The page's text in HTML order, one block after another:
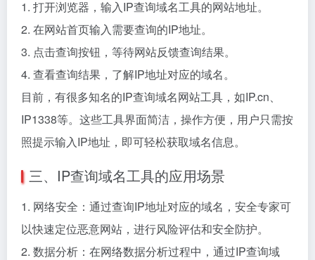
1. 打开浏览器，输入IP查询域名工具的网站地址。
2. 在网站首页输入需要查询的IP地址。
3. 点击查询按钮，等待网站反馈查询结果。
4. 查看查询结果，了解IP地址对应的域名。
目前，有很多知名的IP查询域名网站工具，如IP.cn、
IP1338等。这些工具界面简洁，操作方便，用户只需按
照提示输入IP地址，即可轻松获取域名信息。
三、IP查询域名工具的应用场景
1. 网络安全：通过查询IP地址对应的域名，安全专家可
以快速定位恶意网站，进行风险评估和安全防护。
2. 数据分析：在网络数据分析过程中，通过IP查询域